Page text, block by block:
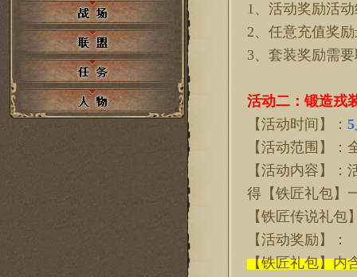
1、活动奖励活
2、任意充值奖
3、套装奖励需
活动二：锻造戎
【活动时间】：
【活动范围】：
【活动内容】
得【铁匠礼包】
【铁匠传说礼包
【活动奖励】：
【铁匠礼包】内